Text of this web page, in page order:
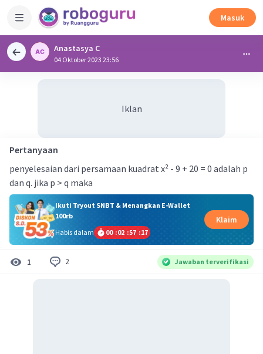
Masuk
Anastasya C
04 Oktober 2023 23:56
Iklan
Pertanyaan
penyelesaian dari persamaan kuadrat x² - 9 + 20 = 0 adalah p
dan q. jika p > q maka
Ikuti Tryout SNBT & Menangkan E-Wallet
100rb
Habis dalam
00 :02 :57 :17
Klaim
1 2 Jawaban terverifikasi